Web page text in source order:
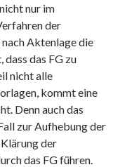
nur im
der
Aktenlage die
das FG zu
nicht alle
kommt eine
Denn auch das
zur Aufhebung der
der
das FG führen.